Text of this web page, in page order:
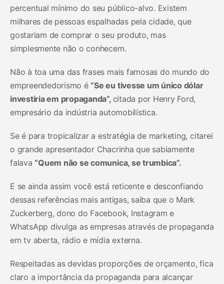
percentual mínimo do seu público-alvo. Existem
milhares de pessoas espalhadas pela cidade, que
gostariam de comprar o seu produto, mas
simplesmente não o conhecem.
Não à toa uma das frases mais famosas do mundo do
empreendedorismo é “Se eu tivesse um único dólar
investiria em propaganda”, citada por Henry Ford,
empresário da indústria automobilística.
Se é para tropicalizar a estratégia de marketing, citarei
o grande apresentador Chacrinha que sabiamente
falava “Quem não se comunica, se trumbica”.
E se ainda assim você está reticente e desconfiando
dessas referências mais antigas, saiba que o Mark
Zuckerberg, dono do Facebook, Instagram e
WhatsApp divulga as empresas através de propaganda
em tv aberta, rádio e mídia externa.
Respeitadas as devidas proporções de orçamento, fica
claro a importância da propaganda para alcançar